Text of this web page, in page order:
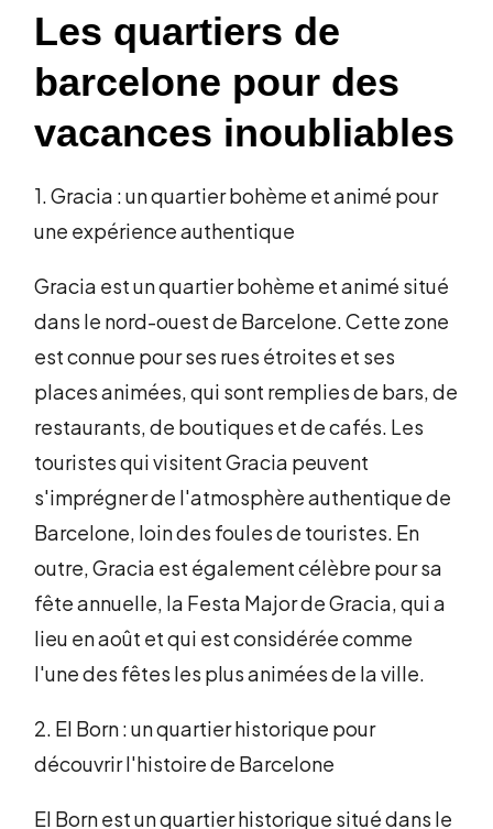
Les quartiers de
barcelone pour des
vacances inoubliables
1. Gracia : un quartier bohème et animé pour
une expérience authentique
Gracia est un quartier bohème et animé situé
dans le nord-ouest de Barcelone. Cette zone
est connue pour ses rues étroites et ses
places animées, qui sont remplies de bars, de
restaurants, de boutiques et de cafés. Les
touristes qui visitent Gracia peuvent
s'imprégner de l'atmosphère authentique de
Barcelone, loin des foules de touristes. En
outre, Gracia est également célèbre pour sa
fête annuelle, la Festa Major de Gracia, qui a
lieu en août et qui est considérée comme
l'une des fêtes les plus animées de la ville.
2. El Born : un quartier historique pour
découvrir l'histoire de Barcelone
El Born est un quartier historique situé dans le